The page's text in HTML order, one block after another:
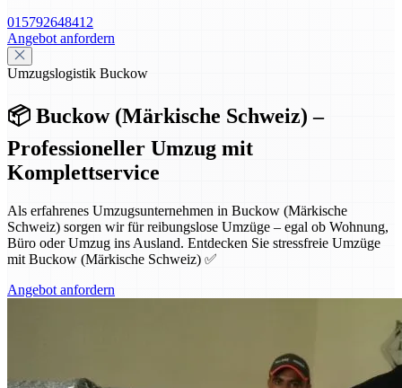
015792648412
Angebot anfordern
Umzugslogistik Buckow
📦 Buckow (Märkische Schweiz) –
Professioneller Umzug mit
Komplettservice
Als erfahrenes Umzugsunternehmen in Buckow (Märkische
Schweiz) sorgen wir für reibungslose Umzüge – egal ob Wohnung,
Büro oder Umzug ins Ausland. Entdecken Sie stressfreie Umzüge
mit Buckow (Märkische Schweiz) ✅
Angebot anfordern